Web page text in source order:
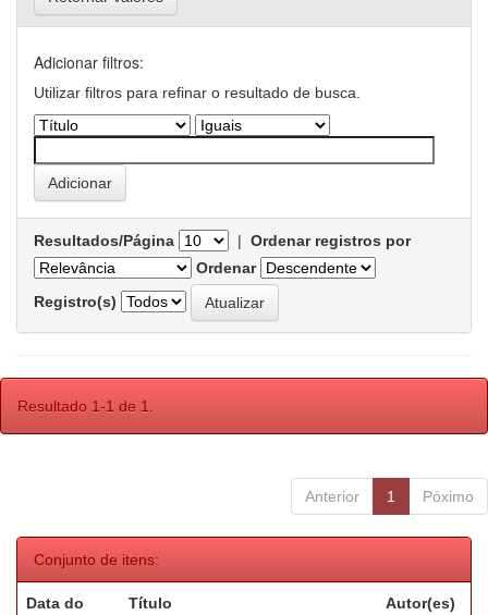
Adicionar filtros:
Utilizar filtros para refinar o resultado de busca.
Resultados/Página | Ordenar registros por
Ordenar
Registro(s)
Resultado 1-1 de 1.
Anterior 1 Póximo
Conjunto de itens:
Data do
Título Autor(es)